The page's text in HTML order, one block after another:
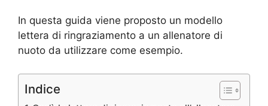
In questa guida viene proposto un modello
lettera di ringraziamento a un allenatore di
nuoto da utilizzare come esempio.
Indice